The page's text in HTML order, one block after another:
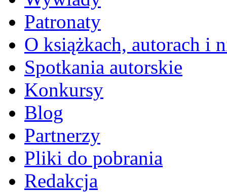
Patronaty
O książkach, autorach i
Spotkania autorskie
Konkursy
Blog
Partnerzy
Pliki do pobrania
Redakcja